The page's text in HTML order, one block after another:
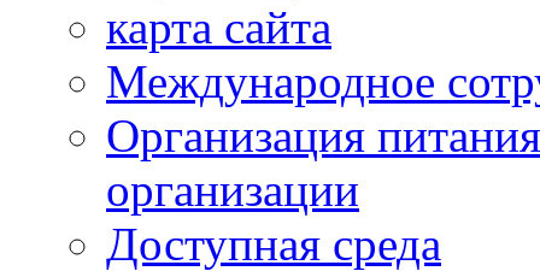
карта сайта
Международное
Организация
организации
Доступная среда